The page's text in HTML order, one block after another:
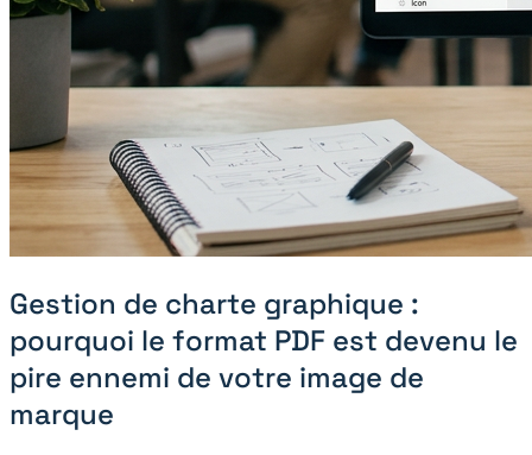
Gestion de charte graphique :
pourquoi le format PDF est devenu le
pire ennemi de votre image de
marque